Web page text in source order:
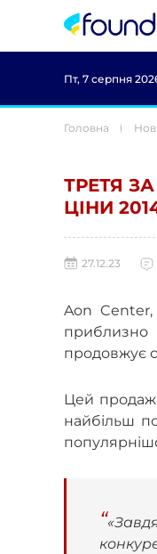
Пт, 7 серпня
Головна
ТРЕТЯ
ЦІНИ
27.12.23
Aon
приблизно
продовжує
Цей продаж
найбільш